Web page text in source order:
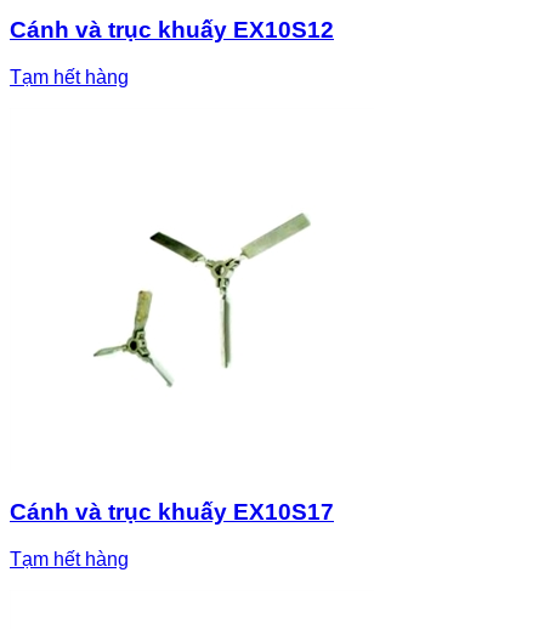
Cánh và trục khuấy EX10S12
Tạm hết hàng
Cánh và trục khuấy EX10S17
Tạm hết hàng